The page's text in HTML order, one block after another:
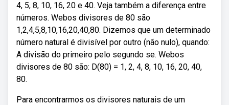
4, 5, 8, 10, 16, 20 e 40. Veja também a diferença entre
números. Webos divisores de 80 são
1,2,4,5,8,10,16,20,40,80. Dizemos que um determinado
número natural é divisível por outro (não nulo), quando:
A divisão do primeiro pelo segundo se. Webos
divisores de 80 são: D(80) = 1, 2, 4, 8, 10, 16, 20, 40,
80.
Para encontrarmos os divisores naturais de um